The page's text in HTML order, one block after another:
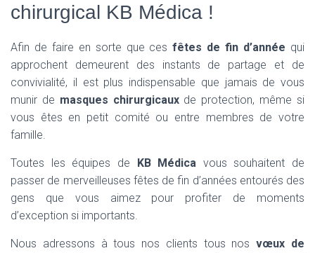
chirurgical KB Médica !
Afin de faire en sorte que cesfêtes de fin d’année qui
approchent demeurent des instants de partage et de
convivialité, il est plus indispensable que jamais de vous
munir de masques chirurgicauxde protection, même si
vous êtes en petit comité ou entre membres de votre
famille.
Toutes les équipes de KB Médica vous souhaitent de
passer de merveilleuses fêtes de fin d’années entourés des
gens que vous aimez pour profiter de moments
d’exception si importants.
Nous adressons à tous nos clients tous nosvœux de